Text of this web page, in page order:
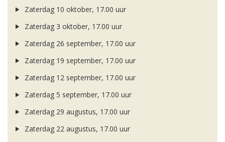
Zaterdag 10 oktober, 17.00 uur
Zaterdag 3 oktober, 17.00 uur
Zaterdag 26 september, 17.00 uur
Zaterdag 19 september, 17.00 uur
Zaterdag 12 september, 17.00 uur
Zaterdag 5 september, 17.00 uur
Zaterdag 29 augustus, 17.00 uur
Zaterdag 22 augustus, 17.00 uur